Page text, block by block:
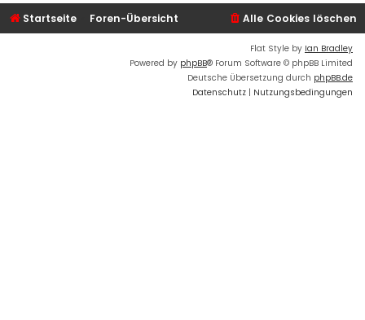
Startseite Foren-Übersicht Alle Cookies löschen
Flat Style by Ian Bradley
Powered by phpBB® Forum Software © phpBB Limited
Deutsche Übersetzung durch phpBB.de
Datenschutz | Nutzungsbedingungen